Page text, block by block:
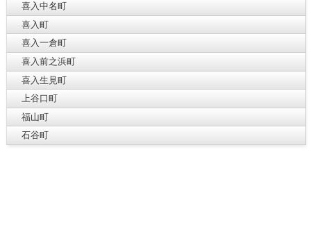
喜入中名町
喜入町
喜入一倉町
喜入前之浜町
喜入生見町
上谷口町
福山町
石谷町